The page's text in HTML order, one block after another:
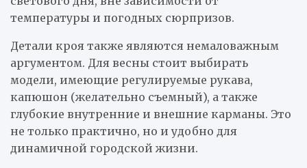
температуры и погодных сюрпризов.
Детали кроя также являются немаловажным
аргументом. Для весны стоит выбирать
модели, имеющие регулируемые рукава,
капюшон (желательно съемный), а также
глубокие внутренние и внешние карманы. Это
не только практично, но и удобно для
динамичной городской жизни.